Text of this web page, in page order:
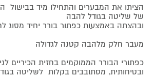
הציתו את המבערים והתחילו מיד בבישול
של שליטה בגודל להבה
ובהצתה באמצעות כפתור בורר יחיד מסוג
מעבר חלק מלהבה קטנה לגדולה
כפתורי הבורר הממוקמים בחזית הכיריים
ובטיחותית, מסתובבים בקלות לשליטה